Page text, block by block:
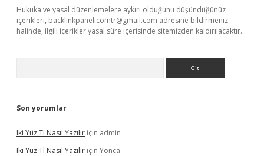
Hukuka ve yasal düzenlemelere aykırı olduğunu düşündüğünüz
içerikleri, backlinkpanelicomtr@gmail.com adresine bildirmeniz
halinde, ilgili içerikler yasal süre içerisinde sitemizden kaldırılacaktır.
Son yorumlar
Iki Yüz Tl Nasıl Yazılır için admin
Iki Yüz Tl Nasıl Yazılır için Yonca